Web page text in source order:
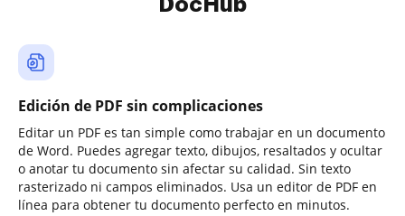
DocHub
Edición de PDF sin complicaciones
Editar un PDF es tan simple como trabajar en un documento
de Word. Puedes agregar texto, dibujos, resaltados y ocultar
o anotar tu documento sin afectar su calidad. Sin texto
rasterizado ni campos eliminados. Usa un editor de PDF en
línea para obtener tu documento perfecto en minutos.